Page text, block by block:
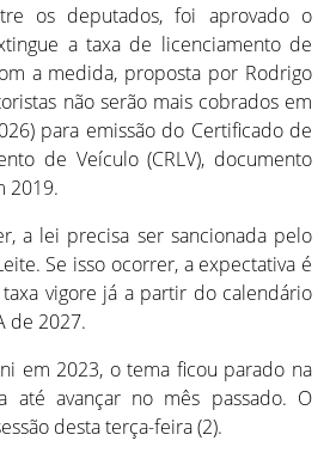
os deputados, foi aprovado o
a taxa de licenciamento de
a medida, proposta por Rodrigo
não serão mais cobrados em
para emissão do Certificado de
de Veículo (CRLV), documento
2019.
a lei precisa ser sancionada pelo
Se isso ocorrer, a expectativa é
vigore já a partir do calendário
de 2027.
em 2023, o tema ficou parado na
até avançar no mês passado. O
desta terça-feira (2).